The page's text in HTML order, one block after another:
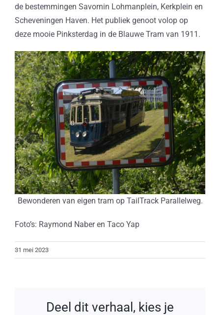
de bestemmingen Savornin Lohmanplein, Kerkplein en
Scheveningen Haven. Het publiek genoot volop op
deze mooie Pinksterdag in de Blauwe Tram van 1911.
Bewonderen van eigen tram op TailTrack Parallelweg.
Foto’s: Raymond Naber en Taco Yap
31 mei 2023
Deel dit verhaal, kies je